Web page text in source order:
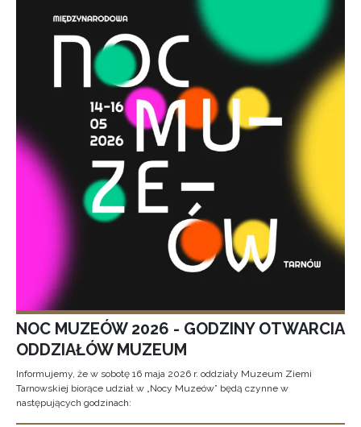
NOC MUZEÓW 2026 - GODZINY OTWARCIA
ODDZIAŁÓW MUZEUM
Informujemy, że w sobotę 16 maja 2026 r. oddziały Muzeum Ziemi
Tarnowskiej biorące udział w „Nocy Muzeów” będą czynne w
następujących godzinach: